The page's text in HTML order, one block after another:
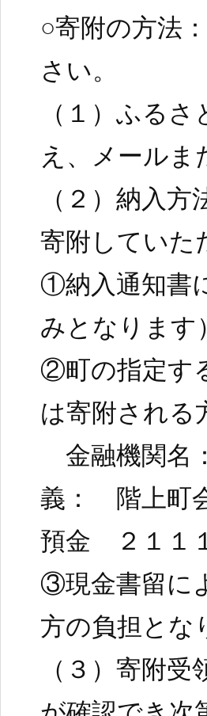
○寄附の方法
さい。
（１）ふる
え、メールま
（２）納入
寄附していた
①納入通知書
みとなります）
②町の指定す
は寄附される
金融機関名
義： 階上町
預金 ２１１
③現金書留に
方の負担とな
（３）寄附